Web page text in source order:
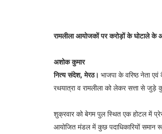
रामलीला आयोजकों पर करोड़ों के घोटाले के
अशोक कुमार
नित्य संदेश, मेरठ। भाजपा के वरिष्ठ नेता
रथयात्रा व रामलीला को लेकर सत्ता से जुड़े
शुक्रवार को बेगम पुल स्थित एक होटल में
आयोजित मंडल में कुछ पदाधिकारियों समान